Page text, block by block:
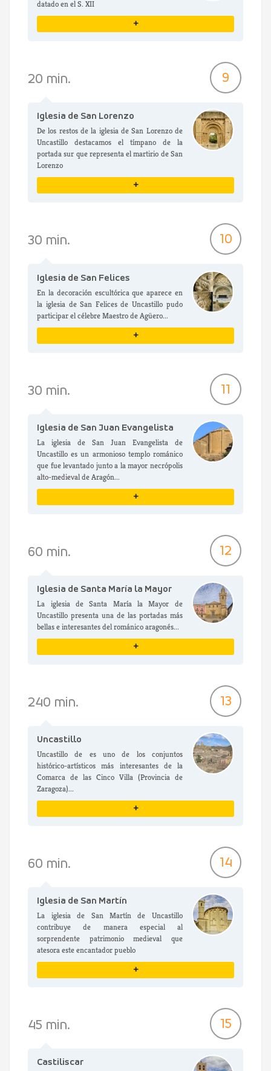
datado en el S. XII
+
20 min. 9
Iglesia de San Lorenzo
De los restos de la iglesia de San Lorenzo de
Uncastillo destacamos el tímpano de la
portada sur que representa el martirio de San
Lorenzo
+
30 min. 10
Iglesia de San Felices
En la decoración escultórica que aparece en
la iglesia de San Felices de Uncastillo pudo
participar el célebre Maestro de Agüero...
+
30 min. 11
Iglesia de San Juan Evangelista
La iglesia de San Juan Evangelista de
Uncastillo es un armonioso templo románico
que fue levantado junto a la mayor necrópolis
alto-medieval de Aragón...
+
60 min. 12
Iglesia de Santa María la Mayor
La iglesia de Santa María la Mayor de
Uncastillo presenta una de las portadas más
bellas e interesantes del románico aragonés...
+
240 min. 13
Uncastillo
Uncastillo de es uno de los conjuntos
histórico-artísticos más interesantes de la
Comarca de las Cinco Villa (Provincia de
Zaragoza)...
+
60 min. 14
Iglesia de San Martín
La iglesia de San Martín de Uncastillo
contribuye de manera especial al
sorprendente patrimonio medieval que
atesora este encantador pueblo
+
45 min. 15
Castiliscar